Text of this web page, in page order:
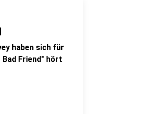
haben sich für
Friend" hört